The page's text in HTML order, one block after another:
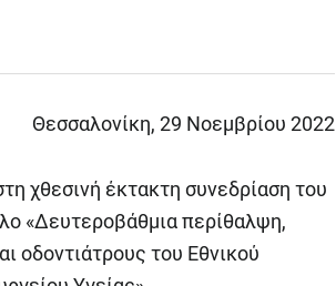
Θεσσαλονίκη, 29 Νοεμβρίου 2022
χθεσινή έκτακτη συνεδρίαση του
«Δευτεροβάθμια περίθαλψη,
οδοντιάτρους του Εθνικού